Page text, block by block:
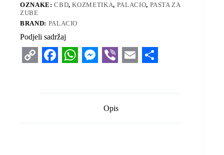
OZNAKE:CBD,KOZMETIKA, PALACIO, PASTA ZA
ZUBE
BRAND: PALACIO
Podjeli sadržaj
y
e
t
s
b
e
i
r
Opis